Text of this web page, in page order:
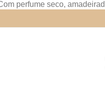
perfume seco,